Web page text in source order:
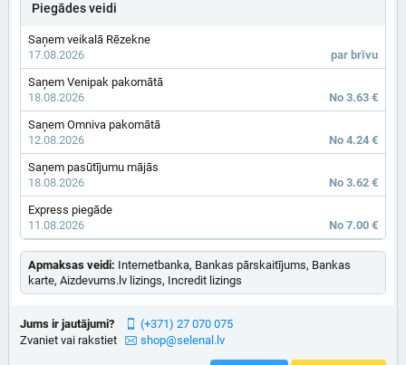
Piegādes veidi
Saņem veikalā Rēzekne
17.08.2026
par brīvu
Saņem Venipak pakomātā
18.08.2026
No 3.63 €
Saņem Omniva pakomātā
12.08.2026
No 4.24 €
Saņem pasūtījumu mājās
18.08.2026
No 3.62 €
Express piegāde
11.08.2026
No 7.00 €
Apmaksas veidi: Internetbanka, Bankas pārskaitījums, Bankas
karte, Aizdevums.lv lizings, Incredit lizings
Jums ir jautājumi?
Zvaniet vai rakstiet
(+371) 27 070 075
shop@selenal.lv